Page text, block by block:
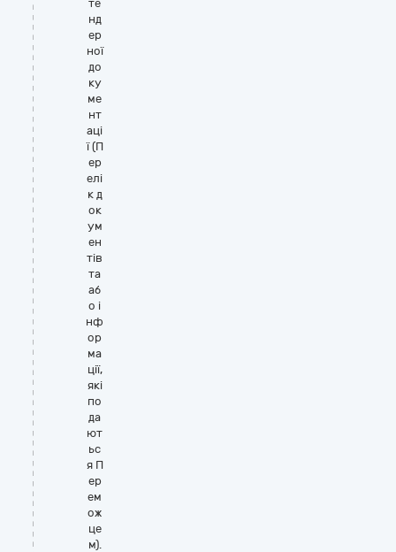
те
нд
ер
ної
до
ку
ме
нт
аці
ї (П
ер
елі
к д
ок
ум
ен
тів
та
аб
о і
нф
ор
ма
ції,
які
по
да
ют
ьс
я П
ер
ем
ож
це
м).